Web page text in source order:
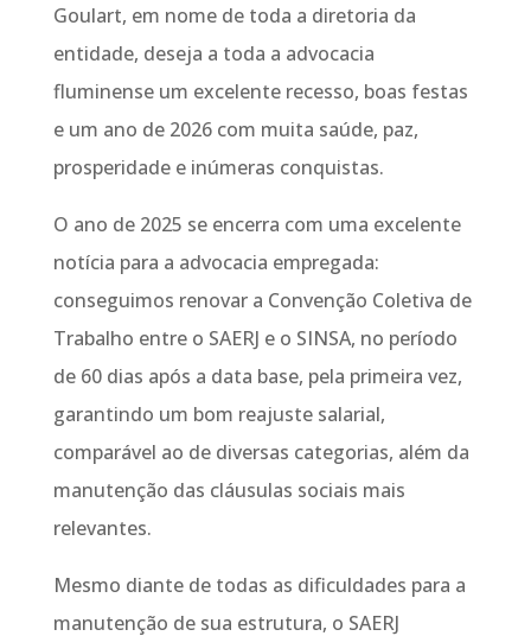
Goulart, em nome de toda a diretoria da
entidade, deseja a toda a advocacia
fluminense um excelente recesso, boas festas
e um ano de 2026 com muita saúde, paz,
prosperidade e inúmeras conquistas.
O ano de 2025 se encerra com uma excelente
notícia para a advocacia empregada:
conseguimos renovar a Convenção Coletiva de
Trabalho entre o SAERJ e o SINSA, no período
de 60 dias após a data base, pela primeira vez,
garantindo um bom reajuste salarial,
comparável ao de diversas categorias, além da
manutenção das cláusulas sociais mais
relevantes.
Mesmo diante de todas as dificuldades para a
manutenção de sua estrutura, o SAERJ